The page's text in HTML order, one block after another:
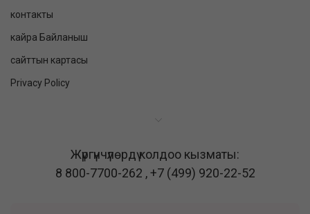
контакты
кайра Байланыш
сайттын картасы
Privacy Policy
Жүргүнчүлөрдү колдоо кызматы:
8 800-7700-262 ,+7 (499) 920-22-52